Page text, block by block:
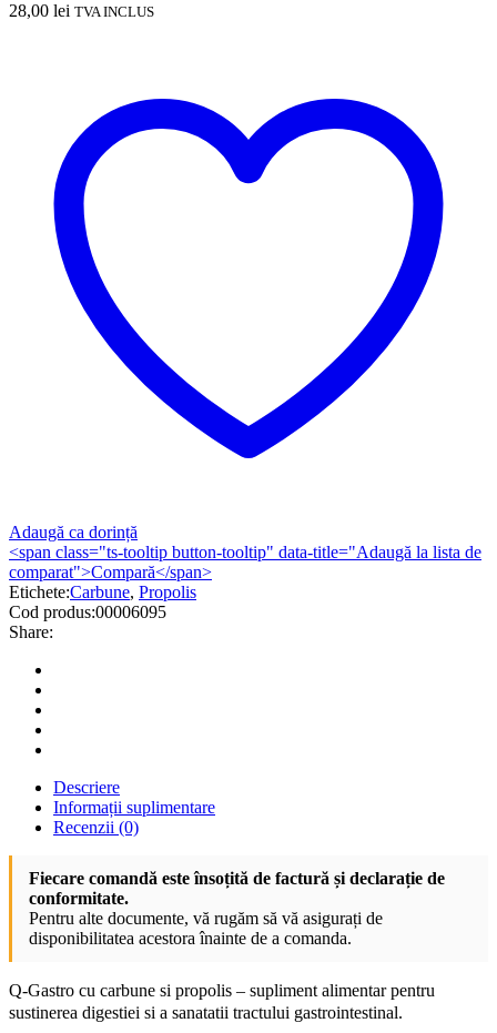
28,00 lei TVA INCLUS
Adaugă ca dorință
<span class="ts-tooltip button-tooltip" data-title="Adaugă la lista de
comparat">Compară</span>
Etichete:Carbune, Propolis
Cod produs:00006095
Share:
Descriere
Informații suplimentare
Recenzii (0)
Fiecare comandă este însoțită de factură și declarație de
conformitate.
Pentru alte documente, vă rugăm să vă asigurați de
disponibilitatea acestora înainte de a comanda.
Q-Gastro cu carbune si propolis – supliment alimentar pentru
sustinerea digestiei si a sanatatii tractului gastrointestinal.